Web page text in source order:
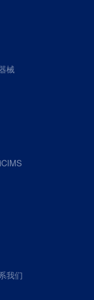
械
iCIMS
我们